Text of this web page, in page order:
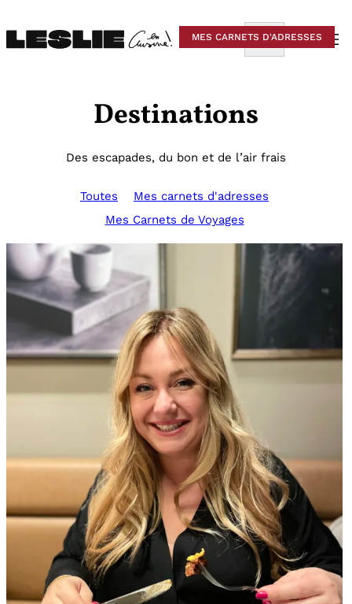
au
contenu
Rechercher
Destinations
Des escapades, du bon et de l’air frais
Toutes
Mes carnets d'adresses
Mes Carnets de Voyages
MES CARNETS D'ADRESSES